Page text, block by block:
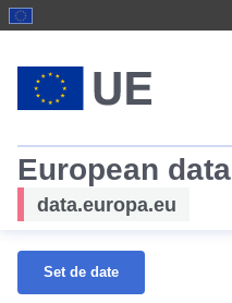
European data
data.europa.eu
Set de date